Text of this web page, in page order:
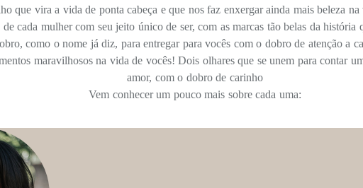
que vira a vida de ponta cabeça e que nos faz enxergar ainda mais beleza na
de cada mulher com seu jeito único de ser, com as marcas tão belas da história
como o nome já diz, para entregar para vocês com o dobro de atenção a
maravilhosos na vida de vocês! Dois olhares que se unem para contar
amor, com o dobro de carinho
Vem conhecer um pouco mais sobre cada uma: